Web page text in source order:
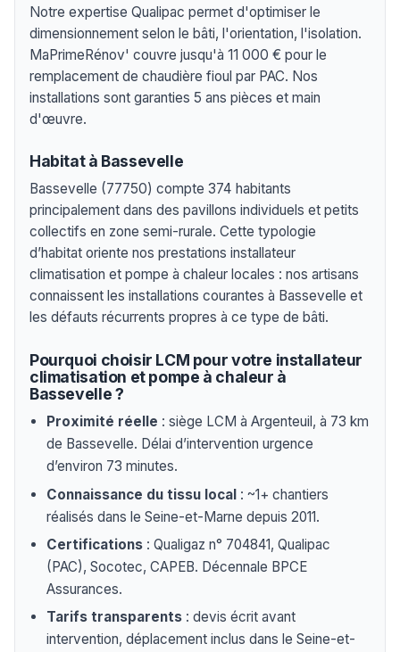
Notre expertise Qualipac permet d'optimiser le
dimensionnement selon le bâti, l'orientation, l'isolation.
MaPrimeRénov' couvre jusqu'à 11 000 € pour le
remplacement de chaudière fioul par PAC. Nos
installations sont garanties 5 ans pièces et main
d'œuvre.
Habitat à Bassevelle
Bassevelle (77750) compte 374 habitants
principalement dans des pavillons individuels et petits
collectifs en zone semi-rurale. Cette typologie
d’habitat oriente nos prestations installateur
climatisation et pompe à chaleur locales : nos artisans
connaissent les installations courantes à Bassevelle et
les défauts récurrents propres à ce type de bâti.
Pourquoi choisir LCM pour votre installateur
climatisation et pompe à chaleur à
Bassevelle ?
Proximité réelle : siège LCM à Argenteuil, à 73 km
de Bassevelle. Délai d’intervention urgence
d’environ 73 minutes.
Connaissance du tissu local : ~1+ chantiers
réalisés dans le Seine-et-Marne depuis 2011.
Certifications : Qualigaz n° 704841, Qualipac
(PAC), Socotec, CAPEB. Décennale BPCE
Assurances.
Tarifs transparents : devis écrit avant
intervention, déplacement inclus dans le Seine-et-